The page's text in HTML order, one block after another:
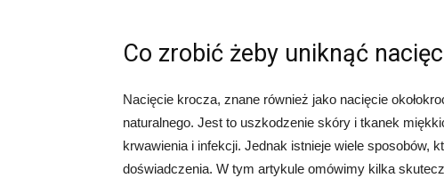
Co zrobić żeby uniknąć
Nacięcie krocza, znane również jako nacięcie
naturalnego. Jest to uszkodzenie skóry i tkanek
krwawienia i infekcji. Jednak istnieje wiele sposobów,
doświadczenia. W tym artykule omówimy kilka